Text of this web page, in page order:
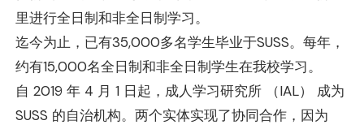
里进行全日制和非全日制学习。
迄今为止，已有35,000多名学生毕业于SUSS。每年，
约有15,000名全日制和非全日制学生在我校学习。
自 2019 年 4 月 1 日起，成人学习研究所 （IAL） 成为
SUSS 的自治机构。两个实体实现了协同合作，因为